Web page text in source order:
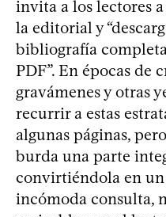
invita a los lectores
la editorial y
bibliografía
PDF”. En épocas de
gravámenes y otras
recurrir a estas
algunas páginas,
burda una parte
convirtiéndola en
incómoda consulta,